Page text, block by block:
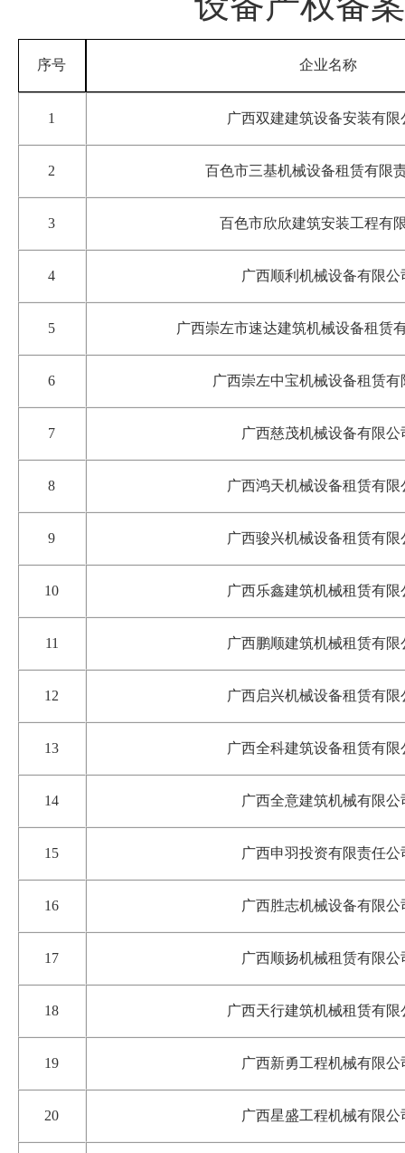
序号 企业名称
1 广西双建建筑设备安装有限
2 百色市三基机械设备租赁有限
3 百色市欣欣建筑安装工程有
4 广西顺利机械设备有限公
5 广西崇左市速达建筑机械设备租赁
6 广西崇左中宝机械设备租赁有
7 广西慈茂机械设备有限公
8 广西鸿天机械设备租赁有限
9 广西骏兴机械设备租赁有限
10 广西乐鑫建筑机械租赁有限
11 广西鹏顺建筑机械租赁有限
12 广西启兴机械设备租赁有限
13 广西全科建筑设备租赁有限
14 广西全意建筑机械有限公
15 广西申羽投资有限责任公
16 广西胜志机械设备有限公
17 广西顺扬机械租赁有限公
18 广西天行建筑机械租赁有限
19 广西新勇工程机械有限公
20 广西星盛工程机械有限公